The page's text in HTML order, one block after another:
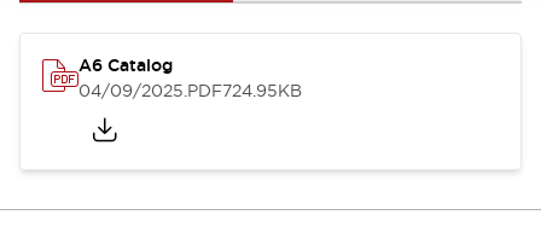
A6 Catalog
04/09/2025.PDF724.95KB